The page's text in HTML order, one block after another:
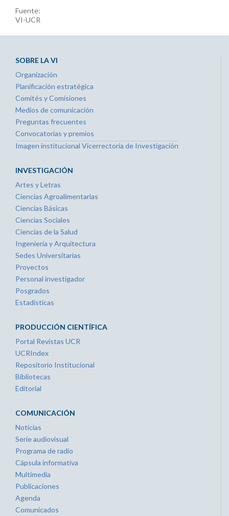
Fuente:
VI-UCR
SOBRE LA VI
Organización
Planificación estratégica
Comités y Comisiones
Medios de comunicación
Preguntas frecuentes
Convocatorias y premios
Imagen institucional Vicerrectoría de Investigación
INVESTIGACIÓN
Artes y Letras
Ciencias Agroalimentarias
Ciencias Básicas
Ciencias Sociales
Ciencias de la Salud
Ingeniería y Arquitectura
Sedes Universitarias
Proyectos
Personal investigador
Posgrados
Estadísticas
PRODUCCIÓN CIENTÍFICA
Portal Revistas UCR
UCRIndex
Repositorio Institucional
Bibliotecas
Editorial
COMUNICACIÓN
Noticias
Serie audiovisual
Programa de radio
Cápsula informativa
Multimedia
Publicaciones
Agenda
Comunicados